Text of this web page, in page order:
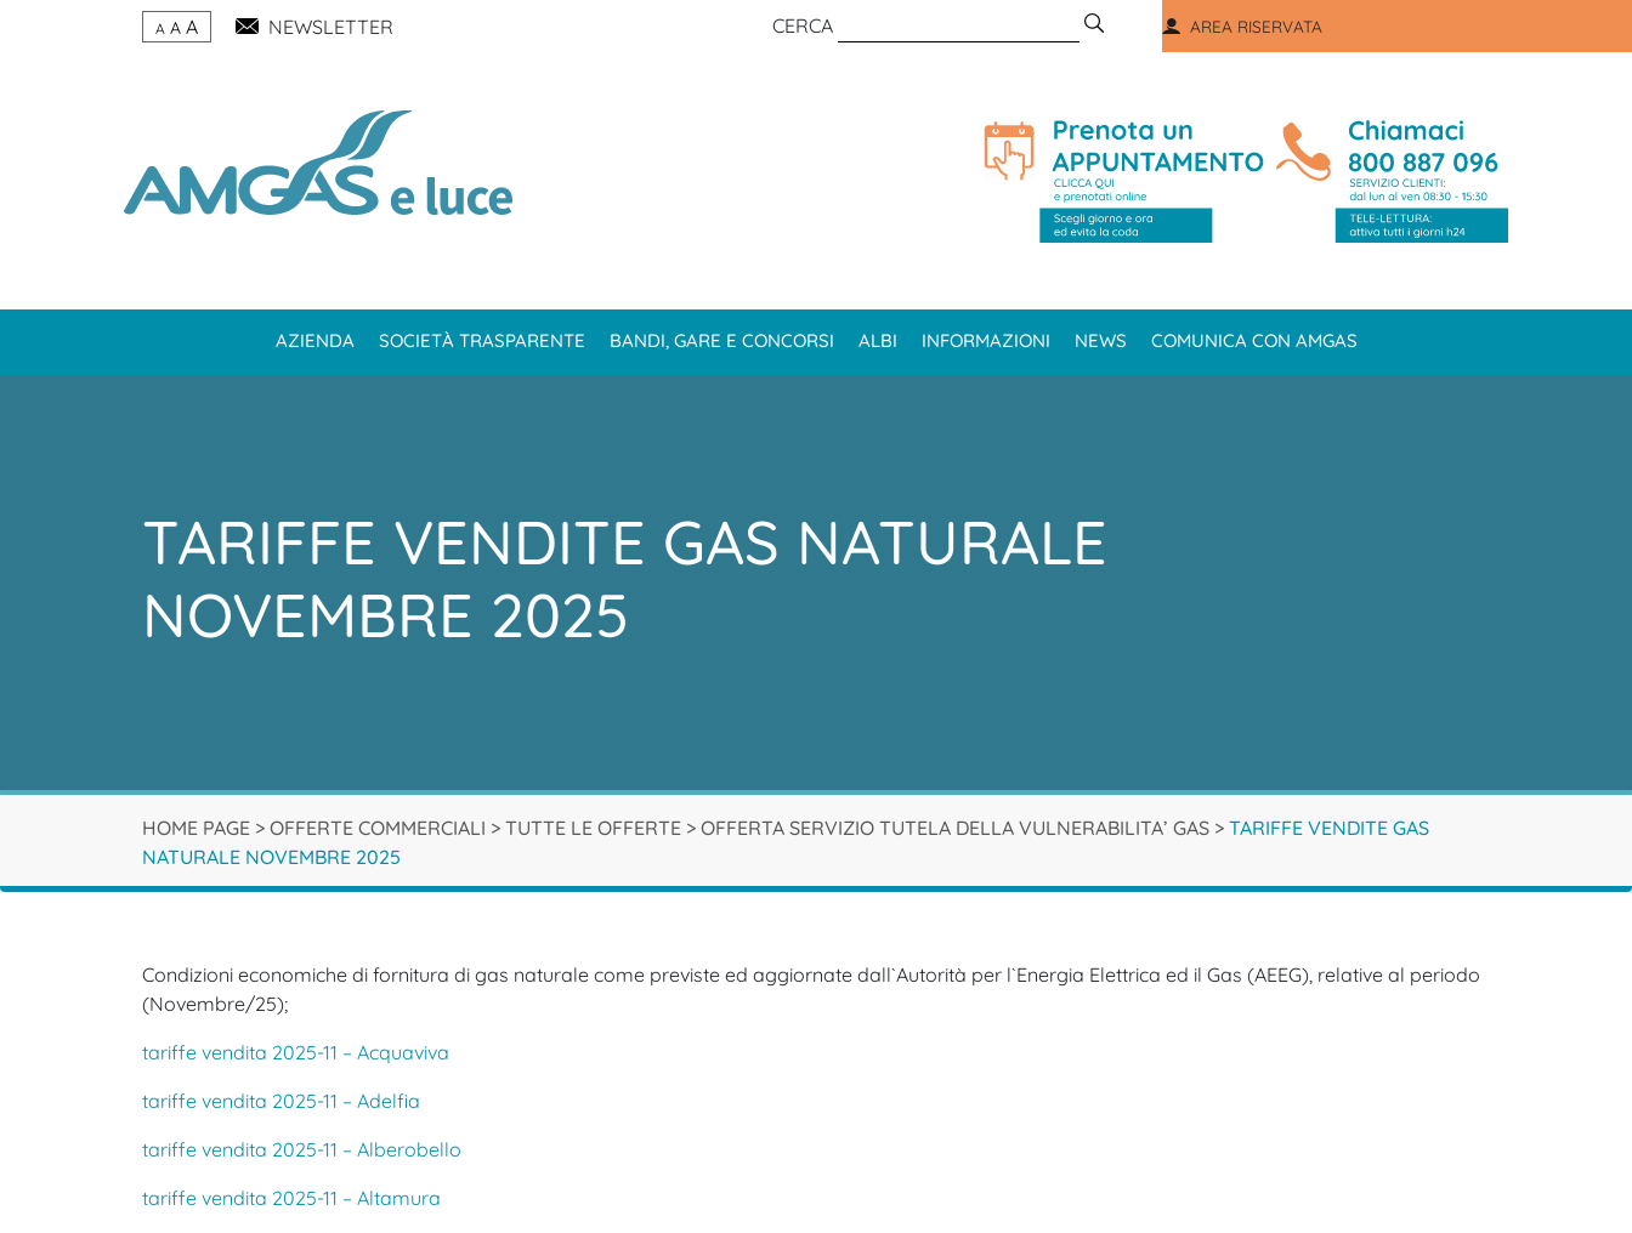
A A A NEWSLETTER CERCA AREA RISERVATA
AZIENDA SOCIETÀ TRASPARENTE BANDI, GARE E CONCORSI ALBI INFORMAZIONI NEWS COMUNICA CON AMGAS
TARIFFE VENDITE GAS NATURALE
NOVEMBRE 2025
HOME PAGE > OFFERTE COMMERCIALI > TUTTE LE OFFERTE > OFFERTA SERVIZIO TUTELA DELLA VULNERABILITA’ GAS > TARIFFE VENDITE GAS
NATURALE NOVEMBRE 2025
Condizioni economiche di fornitura di gas naturale come previste ed aggiornate dall`Autorità per l`Energia Elettrica ed il Gas (AEEG), relative al periodo
(Novembre/25);
tariffe vendita 2025-11 – Acquaviva
tariffe vendita 2025-11 – Adelfia
tariffe vendita 2025-11 – Alberobello
tariffe vendita 2025-11 – Altamura